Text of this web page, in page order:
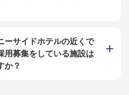
ある働き
食も実質無
。退職金制
度など、
が整ってい
時点の情
加え、家族手当や食事手当など、
日々の生活を支える手当も充実。
シフト制で週休2日、年間休日105
日とプライベートも大切にしなが
ーサイドホテルの近くで
用募集をしている施設は
か？